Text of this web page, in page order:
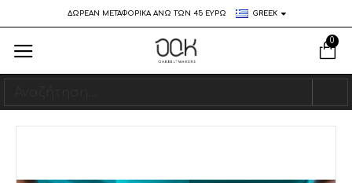
ΔΩΡΕΑΝ ΜΕΤΑΦΟΡΙΚΑ ΑΝΩ ΤΩΝ 45 ΕΥΡΩ GREEK
0